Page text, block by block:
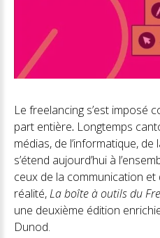
Le freelancing s’est imposé
part entière. Longtemps
médias, de l’informatique,
s’étend aujourd’hui à
ceux de la communication
réalité,La boîte à outils du
une deuxième édition
Dunod.